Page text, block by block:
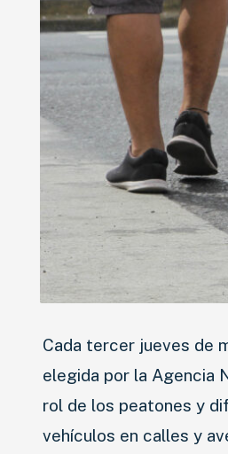
Cada tercer jueves de
elegida por la Agencia
rol de los peatones y
vehículos en calles y